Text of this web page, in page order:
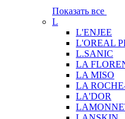
Показать все
L
L'ENJEE
L'OREAL
L.SANIC
LA
LA MISO
LA
LA'DOR